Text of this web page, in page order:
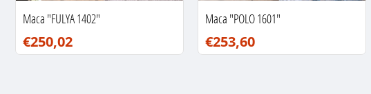
Маса "FULYA 1402"
€250,02
Маса "POLO 1601"
€253,60